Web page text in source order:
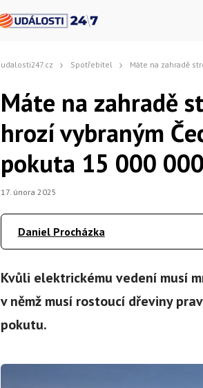
udalosti247.cz Spotřebitel Máte na zahradě stromy? Letos za to hrozí
Máte na zahradě
hrozí vybraným
pokuta 15 000
17. února 2025
Daniel Procházka
Kvůli elektrickému vedení musí
v němž musí rostoucí dřeviny
pokutu.